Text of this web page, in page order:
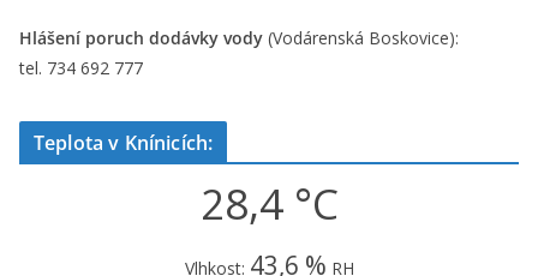
Hlášení poruch dodávky vody (Vodárenská Boskovice):
tel. 734 692 777
Teplota v Knínicích:
28,4 °C
Vlhkost: 43,6 % RH